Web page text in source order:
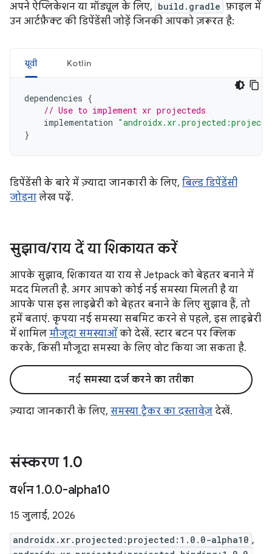
अपने ऐप्लिकेशन या मॉड्यूल के लिए, build.gradle फ़ाइल में
उन आर्टफ़ैक्ट की डिपेंडेंसी जोड़ें जिनकी आपको ज़रूरत है:
ग्रूवी Kotlin
dependencies {
// Use to implement xr projecteds
implementation
}
डिपेंडेंसी के बारे में ज़्यादा जानकारी के लिए, बिल्ड डिपेंडेंसी
जोड़ना लेख पढ़ें.
सुझाव/राय दें या शिकायत करें
आपके सुझाव, शिकायत या राय से Jetpack को बेहतर बनाने में
मदद मिलती है. अगर आपको कोई नई समस्या मिलती है या
आपके पास इस लाइब्रेरी को बेहतर बनाने के लिए सुझाव हैं, तो
हमें बताएं. कृपया नई समस्या सबमिट करने से पहले, इस लाइब्रेरी
में शामिल मौजूदा समस्याओं को देखें. स्टार बटन पर क्लिक
करके, किसी मौजूदा समस्या के लिए वोट किया जा सकता है.
नई समस्या दर्ज करने का तरीका
ज़्यादा जानकारी के लिए, समस्या ट्रैकर का दस्तावेज़ देखें.
संस्करण 1.0
वर्शन 1.0.0-alpha10
15 जुलाई, 2026
androidx.xr.projected:projected:1.0.0-alpha10 ,